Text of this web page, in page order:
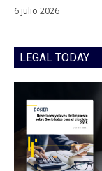
6 julio 2026
LEGAL TODAY